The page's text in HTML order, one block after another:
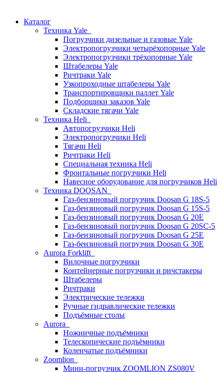
Каталог
Техника Yale
Погрузчики дизельные и газовые Yale
Электропогрузчики четырёхопорные Yale
Электропогрузчики трёхопорные Yale
Штабелеры Yale
Ричтраки Yale
Узкопроходные штабелеры Yale
Транспортировщики паллет Yale
Подборщики заказов Yale
Складские тягачи Yale
Техника Heli
Автопогрузчики Heli
Электропогрузчики Heli
Тягачи Heli
Ричтраки Heli
Специальная техника Heli
Фронтальные погрузчики Heli
Навесное оборудование для погрузчиков Heli
Техника DOOSAN
Газ-бензиновый погрузчик Doosan G 18S-5
Газ-бензиновый погрузчик Doosan G 15S-5
Газ-бензиновый погрузчик Doosan G 20E
Газ-бензиновый погрузчик Doosan G 20SC-5
Газ-бензиновый погрузчик Doosan G 25E
Газ-бензиновый погрузчик Doosan G 30E
Aurora Forklift
Вилочные погрузчики
Контейнерные погрузчики и ричстакеры
Штабелеры
Ричтраки
Электрические тележки
Ручные гидравлические тележки
Подъёмные столы
Aurora
Ножничные подъёмники
Телескопические подъёмники
Коленчатые подъёмники
Zoomlion
Мини-погрузчик ZOOMLION ZS080V